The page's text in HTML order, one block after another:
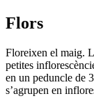
Flors
Floreixen el maig.
petites
en un peduncle de
s’agrupen en